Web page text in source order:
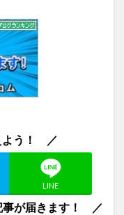
よう！ ／
LINE
が届きます！ ／